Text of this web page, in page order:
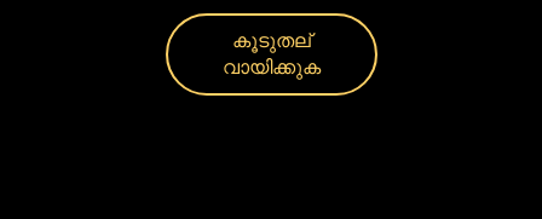
കൂടുതല്
വായിക്കുക